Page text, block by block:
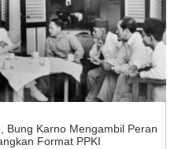
Bung Karno Mengambil Peran
Format PPKI